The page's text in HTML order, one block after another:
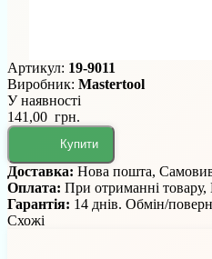
Артикул: 19-9011
Виробник: Mastertool
У наявності
141,00 грн.
Купити
Доставка: Нова пошта,
Оплата: При отриманні товару,
Гарантія: 14 днів. Обмін/
Схожі